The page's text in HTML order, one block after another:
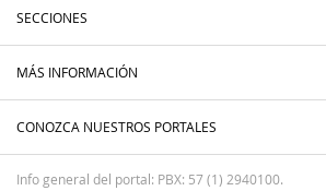
SECCIONES
MÁS INFORMACIÓN
CONOZCA NUESTROS PORTALES
Info general del portal: PBX: 57 (1) 2940100.